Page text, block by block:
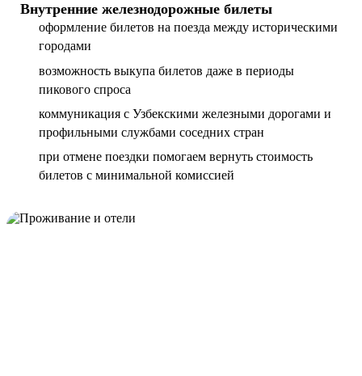
Внутренние железнодорожные билеты
оформление билетов на поезда между историческими
городами
возможность выкупа билетов даже в периоды
пикового спроса
коммуникация с Узбекскими железными дорогами и
профильными службами соседних стран
при отмене поездки помогаем вернуть стоимость
билетов с минимальной комиссией